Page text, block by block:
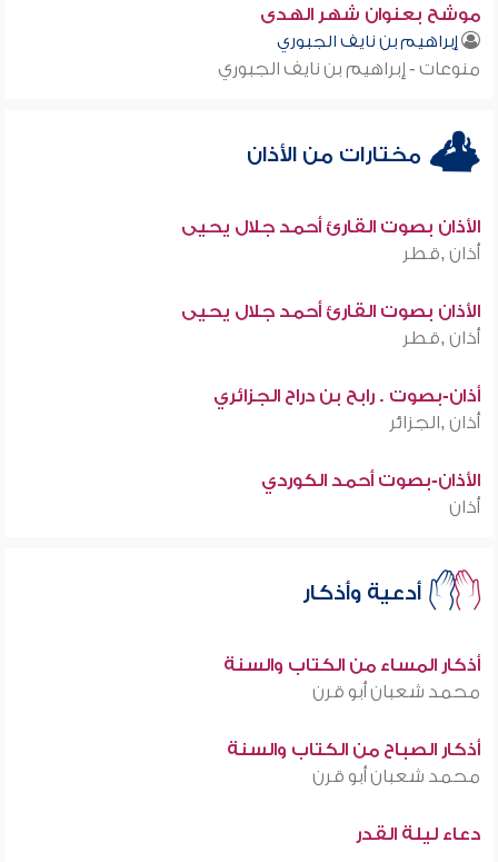
موشح بعنوان شهر الهدى
إبراهيم بن نايف الجبوري
منوعات - إبراهيم بن نايف الجبوري
مختارات من الأذان
الأذان بصوت القارئ أحمد جلال يحيى
أذان ,قطر
الأذان بصوت القارئ أحمد جلال يحيى
أذان ,قطر
أذان-بصوت . رابح بن دراح الجزائري
أذان ,الجزائر
الأذان-بصوت أحمد الكوردي
أذان
أدعية وأذكار
أذكار المساء من الكتاب والسنة
محمد شعبان أبو قرن
أذكار الصباح من الكتاب والسنة
محمد شعبان أبو قرن
دعاء ليلة القدر